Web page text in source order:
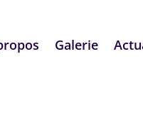
Galerie